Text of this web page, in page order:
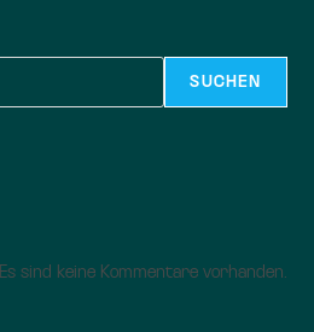
SUCHEN
Es sind keine Kommentare vorhanden.